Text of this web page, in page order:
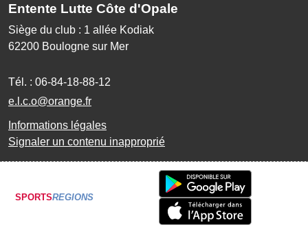
Entente Lutte Côte d'Opale
Siège du club : 1 allée Kodiak
62200 Boulogne sur Mer
Tél. : 06-84-18-88-12
e.l.c.o@orange.fr
Informations légales
Signaler un contenu inapproprié
SPORTSREGIONS